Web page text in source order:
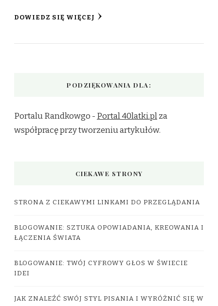
DOWIEDZ SIĘ WIĘCEJ
PODZIĘKOWANIA DLA:
Portalu Randkowgo - Portal 40latki.plza
współpracę przy tworzeniu artykułów.
CIEKAWE STRONY
STRONA Z CIEKAWYMI LINKAMI DO PRZEGLĄDANIA
BLOGOWANIE: SZTUKA OPOWIADANIA, KREOWANIA I
ŁĄCZENIA ŚWIATA
BLOGOWANIE: TWÓJ CYFROWY GŁOS W ŚWIECIE
IDEI
JAK ZNALEŹĆ SWÓJ STYL PISANIA I WYRÓŻNIĆ SIĘ W